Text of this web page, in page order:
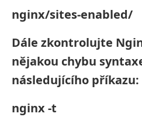
nginx/sites-enabled/
Dále zkontrolujte
nějakou chybu
následujícího příkazu:
nginx -t